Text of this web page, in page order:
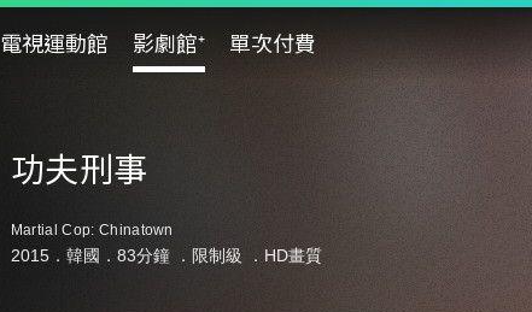
電視運動館 影劇館⁺ 單次付費
功夫刑事
Martial Cop: Chinatown
2015．韓國．83分鐘 ． 限制級 ．HD畫質